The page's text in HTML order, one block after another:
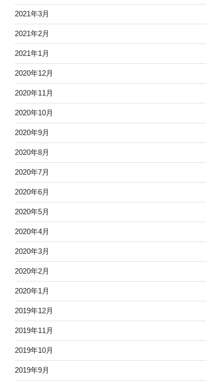
2021年3月
2021年2月
2021年1月
2020年12月
2020年11月
2020年10月
2020年9月
2020年8月
2020年7月
2020年6月
2020年5月
2020年4月
2020年3月
2020年2月
2020年1月
2019年12月
2019年11月
2019年10月
2019年9月